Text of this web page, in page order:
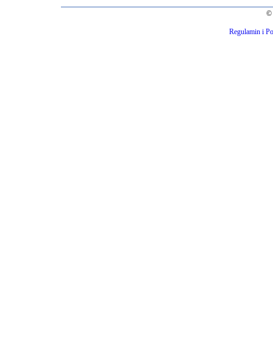
©
Regulamin i